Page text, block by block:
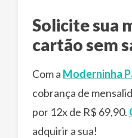
Solicite sua
cartão sem
Com a Moderninha
cobrança de
por 12x de R$ 69,90.
adquirir a sua!